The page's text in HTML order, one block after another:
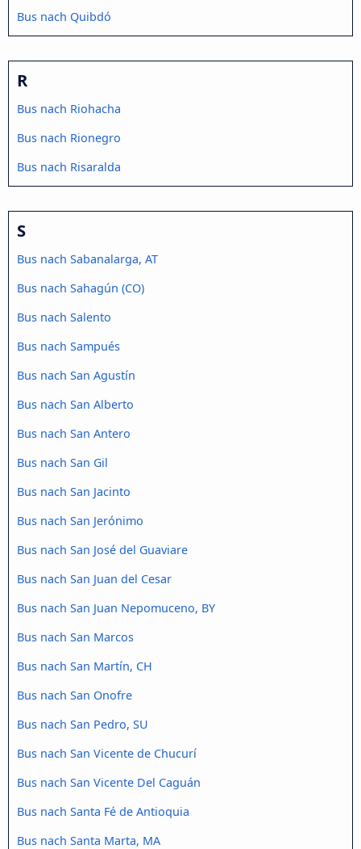
Bus nach Quibdó
R
Bus nach Riohacha
Bus nach Rionegro
Bus nach Risaralda
S
Bus nach Sabanalarga, AT
Bus nach Sahagún (CO)
Bus nach Salento
Bus nach Sampués
Bus nach San Agustín
Bus nach San Alberto
Bus nach San Antero
Bus nach San Gil
Bus nach San Jacinto
Bus nach San Jerónimo
Bus nach San José del Guaviare
Bus nach San Juan del Cesar
Bus nach San Juan Nepomuceno, BY
Bus nach San Marcos
Bus nach San Martín, CH
Bus nach San Onofre
Bus nach San Pedro, SU
Bus nach San Vicente de Chucurí
Bus nach San Vicente Del Caguán
Bus nach Santa Fé de Antioquia
Bus nach Santa Marta, MA